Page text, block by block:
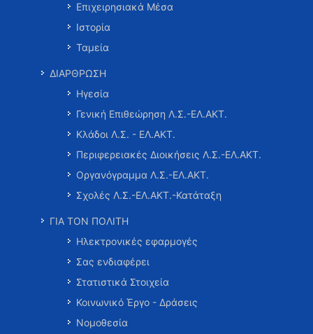
Επιχειρησιακά Μέσα
Ιστορία
Ταμεία
ΔΙΑΡΘΡΩΣΗ
Ηγεσία
Γενική Επιθεώρηση Λ.Σ.-ΕΛ.ΑΚΤ.
Κλάδοι Λ.Σ. - ΕΛ.ΑΚΤ.
Περιφερειακές Διοικήσεις Λ.Σ.-ΕΛ.ΑΚΤ.
Οργανόγραμμα Λ.Σ.-ΕΛ.ΑΚΤ.
Σχολές Λ.Σ.-ΕΛ.ΑΚΤ.-Κατάταξη
ΓΙΑ ΤΟΝ ΠΟΛΙΤΗ
Ηλεκτρονικές εφαρμογές
Σας ενδιαφέρει
Στατιστικά Στοιχεία
Κοινωνικό Έργο - Δράσεις
Νομοθεσία